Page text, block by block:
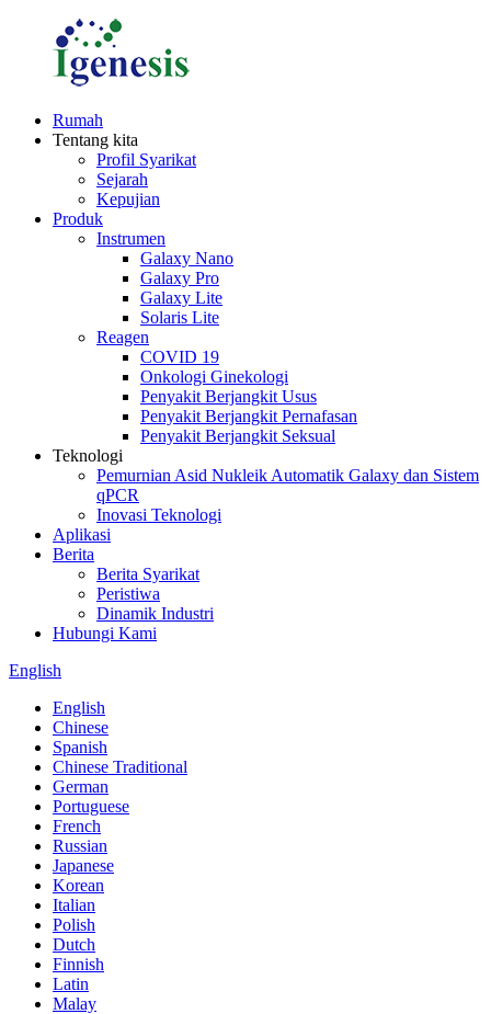
Rumah
Tentang kita
Profil Syarikat
Sejarah
Kepujian
Produk
Instrumen
Galaxy Nano
Galaxy Pro
Galaxy Lite
Solaris Lite
Reagen
COVID 19
Onkologi Ginekologi
Penyakit Berjangkit Usus
Penyakit Berjangkit Pernafasan
Penyakit Berjangkit Seksual
Teknologi
Pemurnian Asid Nukleik Automatik Galaxy dan Sistem
qPCR
Inovasi Teknologi
Aplikasi
Berita
Berita Syarikat
Peristiwa
Dinamik Industri
Hubungi Kami
English
English
Chinese
Spanish
Chinese Traditional
German
Portuguese
French
Russian
Japanese
Korean
Italian
Polish
Dutch
Finnish
Latin
Malay